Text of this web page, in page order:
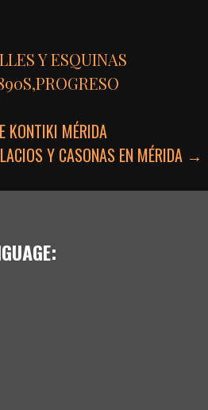
Y ESQUINAS
,PROGRESO
KONTIKI MÉRIDA
Y CASONAS EN MÉRIDA →